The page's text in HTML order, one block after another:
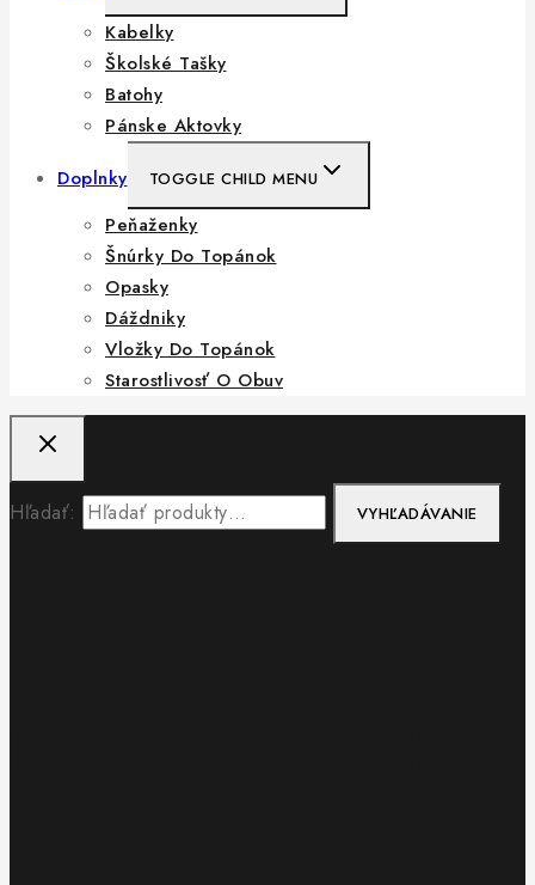
Kabelky
Školské Tašky
Batohy
Pánske Aktovky
Doplnky
TOGGLE CHILD MENU
Peňaženky
Šnúrky Do Topánok
Opasky
Dáždniky
Vložky Do Topánok
Starostlivosť O Obuv
Hľadať: VYHĽADÁVANIE